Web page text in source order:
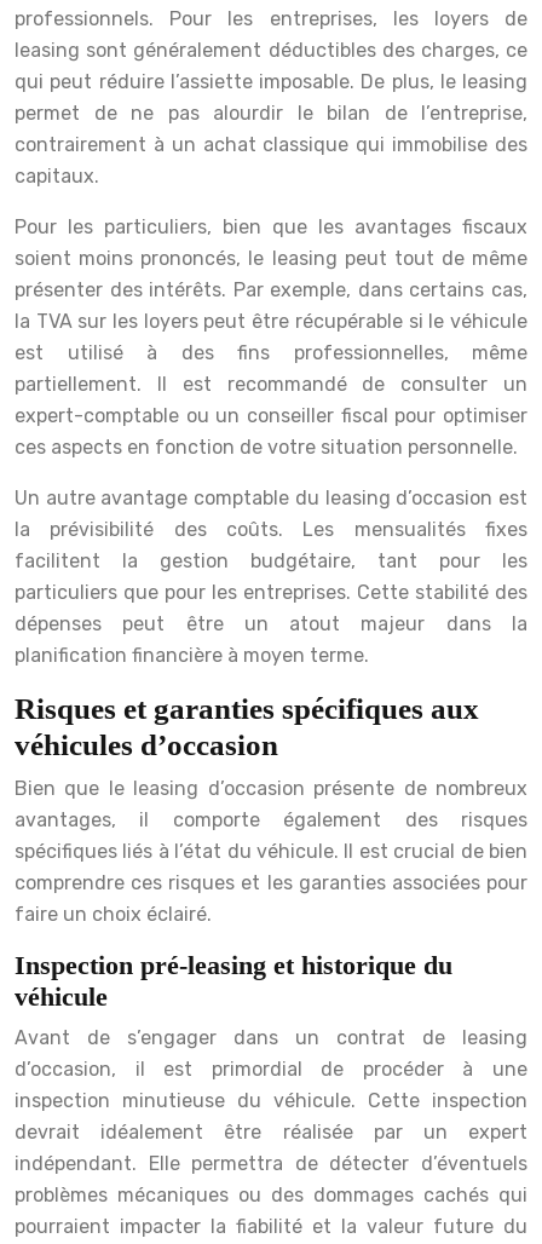
professionnels. Pour les entreprises, les loyers de
leasing sont généralement déductibles des charges, ce
qui peut réduire l’assiette imposable. De plus, le leasing
permet de ne pas alourdir le bilan de l’entreprise,
contrairement à un achat classique qui immobilise des
capitaux.
Pour les particuliers, bien que les avantages fiscaux
soient moins prononcés, le leasing peut tout de même
présenter des intérêts. Par exemple, dans certains cas,
la TVA sur les loyers peut être récupérable si le véhicule
est utilisé à des fins professionnelles, même
partiellement. Il est recommandé de consulter un
expert-comptable ou un conseiller fiscal pour optimiser
ces aspects en fonction de votre situation personnelle.
Un autre avantage comptable du leasing d’occasion est
la prévisibilité des coûts. Les mensualités fixes
facilitent la gestion budgétaire, tant pour les
particuliers que pour les entreprises. Cette stabilité des
dépenses peut être un atout majeur dans la
planification financière à moyen terme.
Risques et garanties spécifiques aux
véhicules d’occasion
Bien que le leasing d’occasion présente de nombreux
avantages, il comporte également des risques
spécifiques liés à l’état du véhicule. Il est crucial de bien
comprendre ces risques et les garanties associées pour
faire un choix éclairé.
Inspection pré-leasing et historique du
véhicule
Avant de s’engager dans un contrat de leasing
d’occasion, il est primordial de procéder à une
inspection minutieuse du véhicule. Cette inspection
devrait idéalement être réalisée par un expert
indépendant. Elle permettra de détecter d’éventuels
problèmes mécaniques ou des dommages cachés qui
pourraient impacter la fiabilité et la valeur future du